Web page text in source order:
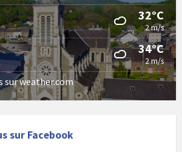
32°C
2 m/s
34°C
2 m/s
sur weather.com
sur Facebook